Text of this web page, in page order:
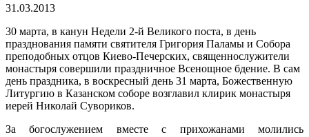
31.03.2013
30 марта, в канун Недели 2-й Великого поста, в день
празднования памяти святителя Григория Паламы и Собора
преподобных отцов Киево-Печерских, священнослужители
монастыря совершили праздничное Всенощное бдение. В сам
день праздника, в воскресный день 31 марта, Божественную
Литургию в Казанском соборе возглавил клирик монастыря
иерей Николай Сувориков.
За богослужением вместе с прихожанами молились